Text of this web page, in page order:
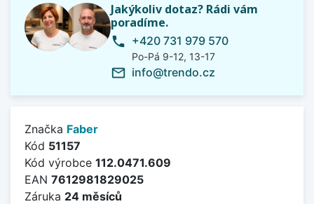
Jakýkoliv dotaz? Rádi vám
poradíme.
phone +420 731 979 570
Po-Pá 9-12, 13-17
mail_outline info@trendo.cz
Značka Faber
Kód 51157
Kód výrobce 112.0471.609
EAN 7612981829025
Záruka 24 měsíců